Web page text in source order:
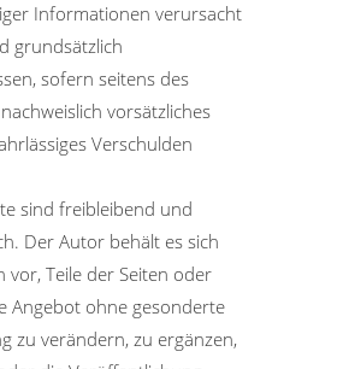
Informationen verursacht
grundsätzlich
sofern seitens des
vorsätzliches
Verschulden
sind freibleibend und
Der Autor behält es sich
vor, Teile der Seiten oder
Angebot ohne gesonderte
zu verändern, zu ergänzen,